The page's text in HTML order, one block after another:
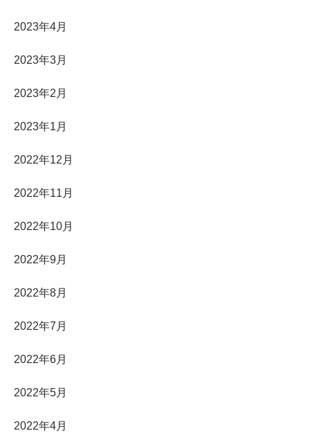
2023年4月
2023年3月
2023年2月
2023年1月
2022年12月
2022年11月
2022年10月
2022年9月
2022年8月
2022年7月
2022年6月
2022年5月
2022年4月